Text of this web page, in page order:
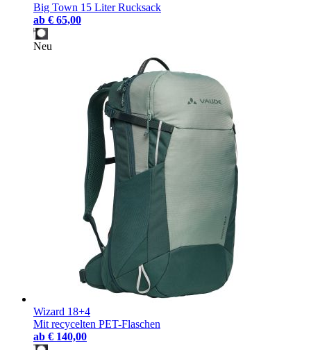
Big Town 15 Liter Rucksack
ab € 65,00
Neu
Wizard 18+4
Mit recycelten PET-Flaschen
ab € 140,00